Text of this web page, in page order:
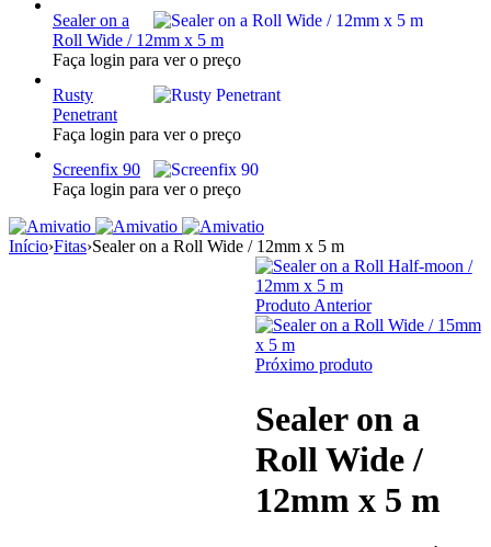
Sealer on a
Roll Wide / 12mm x 5 m
Faça login para ver o preço
Rusty
Penetrant
Faça login para ver o preço
Screenfix 90
Faça login para ver o preço
Início›Fitas›Sealer on a Roll Wide / 12mm x 5 m
Produto Anterior
Próximo produto
Sealer on a
Roll Wide /
12mm x 5 m